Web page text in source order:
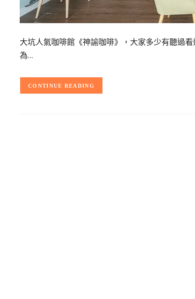
大坑人氣咖啡館《神諭咖啡》，大家多少有聽過
為…
CONTINUE READING